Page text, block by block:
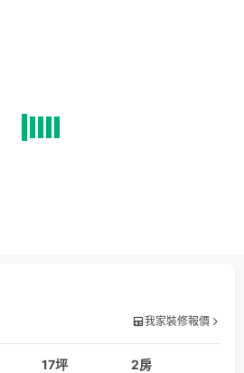
我家裝修報價
17坪 2房